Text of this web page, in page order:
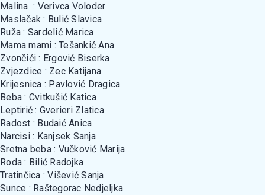
Malina : Verivca Voloder
Maslačak : Bulić Slavica
Ruža : Sardelić Marica
Mama mami : Tešankić Ana
Zvončići : Ergović Biserka
Zvjezdice : Zec Katijana
Krijesnica : Pavlović Dragica
Beba : Cvitkušić Katica
Leptirić : Gverieri Zlatica
Radost : Budaić Anica
Narcisi : Kanjsek Sanja
Sretna beba : Vučković Marija
Roda : Bilić Radojka
Tratinčica : Višević Sanja
Sunce : Raštegorac Nedjeljka